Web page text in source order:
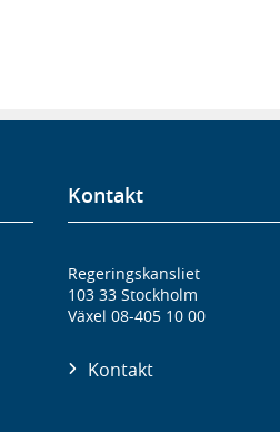
Kontakt
Regeringskansliet
103 33 Stockholm
Växel 08-405 10 00
Kontakt